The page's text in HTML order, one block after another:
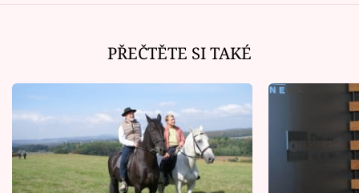
PŘEČTĚTE SI TAKÉ